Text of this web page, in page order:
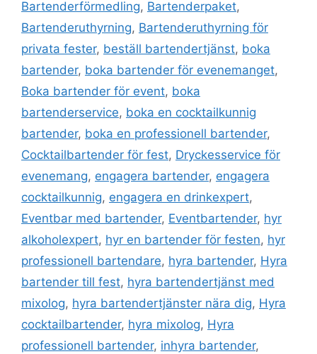
k
Bartenderförmedling, Bartenderpaket,
Bartenderuthyrning, Bartenderuthyrning för
privata fester, beställ bartendertjänst, boka
bartender, boka bartender för evenemanget,
Boka bartender för event, boka
bartenderservice, boka en cocktailkunnig
bartender, boka en professionell bartender,
Cocktailbartender för fest, Dryckesservice för
evenemang, engagera bartender, engagera
cocktailkunnig, engagera en drinkexpert,
Eventbar med bartender, Eventbartender, hyr
alkoholexpert, hyr en bartender för festen, hyr
professionell bartendare, hyra bartender, Hyra
bartender till fest, hyra bartendertjänst med
mixolog, hyra bartendertjänster nära dig, Hyra
cocktailbartender, hyra mixolog, Hyra
professionell bartender, inhyra bartender,